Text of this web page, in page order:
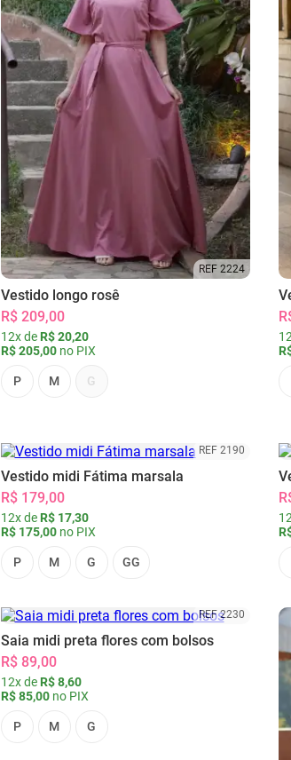
REF 2224
Vestido longo rosê
R$ 209,00
12x de R$ 20,20
R$ 205,00no PIX
P M G
REF 2190
Vestido midi Fátima marsala
R$ 179,00
12x de R$ 17,30
R$ 175,00no PIX
P M G GG
REF 2230
Saia midi preta flores com bolsos
R$ 89,00
12x de R$ 8,60
R$ 85,00no PIX
P M G